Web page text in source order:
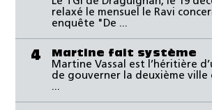
relaxé le mensuel le Ravi
enquête "De ...
4
Martine fait système
Martine Vassal est l’héritière
de gouverner la deuxième ville
...